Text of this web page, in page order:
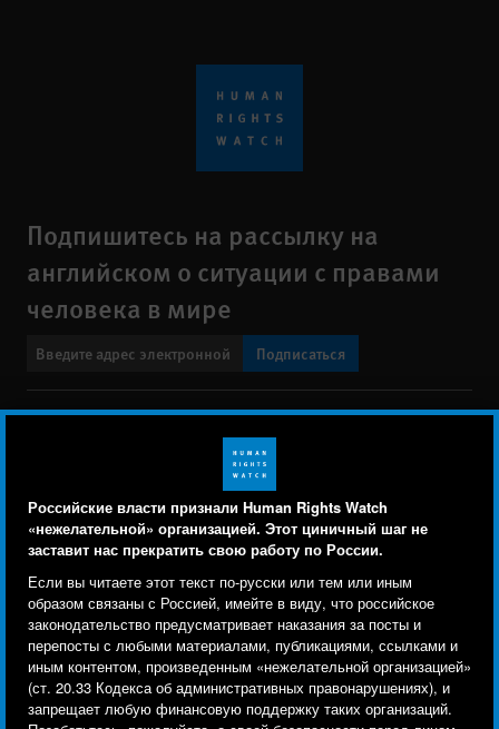
Российские власти признали Human Rights Watch
«нежелательной» организацией. Этот циничный шаг не
заставит нас прекратить свою работу по России.
Если вы читаете этот текст по-русски или тем или иным
образом связаны с Россией, имейте в виду, что российское
законодательство предусматривает наказания за посты и
перепосты с любыми материалами, публикациями, ссылками и
иным контентом, произведенным «нежелательной организацией»
(ст. 20.33 Кодекса об административных правонарушениях), и
запрещает любую финансовую поддержку таких организаций.
Подпишитесь на рассылку на
английском о ситуации с правами
человека в мире
Подписаться
Свяжитесь с нами
menu
Заявление о политике конфиденциальности
Карта сайта
Text Version
© 2026 Human Rights Watch
Human Rights Watch| 350 Fifth Avenue, 34th Floor | New York,NY
10118-3299USA|t1.212.290.4700
Human Rights Watchis a 501(C)(3) nonprofit registered in the US
Human Rights Watch cookie preferences
Мы используем файлы cookie, технологии
отслеживания и сторонние аналитические
инструменты, чтобы лучше понять, кто посещает
сайт, и улучшить ваш опыт взаимодействия с ним.
Используя наш сайт, вы соглашаетесь с этим.